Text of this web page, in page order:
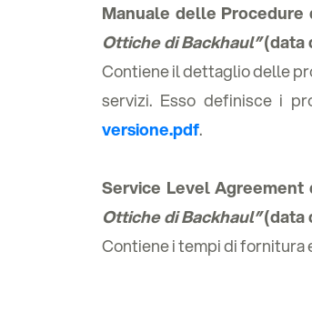
Manuale delle
Ottiche di Backhaul”(data
Contiene il dettaglio delle
servizi. Esso definisce i
versione.pdf.
Service Level
Ottiche di Backhaul”(data
Contiene i tempi di fornitura